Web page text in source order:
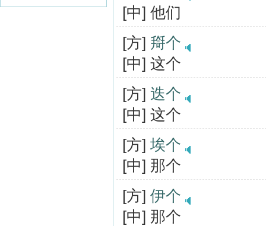
[中] 他们
[方] 搿个
[中] 这个
[方] 迭个
[中] 这个
[方] 埃个
[中] 那个
[方] 伊个
[中] 那个